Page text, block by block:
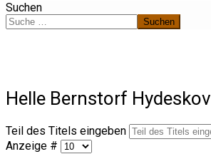
Suchen
Suchen
Helle Bernstorf Hydeskov
Teil des Titels eingeben
Anzeige #